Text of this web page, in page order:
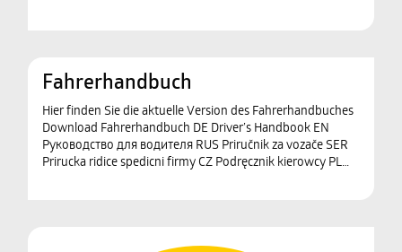
Fahrerhandbuch
Hier finden Sie die aktuelle Version des Fahrerhandbuches
Download Fahrerhandbuch DE Driver’s Handbook EN
Руководство для водителя RUS Priručnik za vozače SER
Prirucka ridice spedicni firmy CZ Podręcznik kierowcy PL…